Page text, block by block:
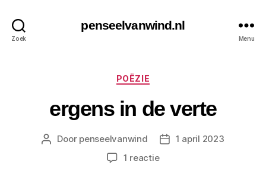
Zoek
penseelvanwind.nl
Menu
Categorieën
POËZIE
ergens in de verte
Berichtauteur
Door penseelvanwind Berichtdatum
1 april 2023
1 reactieop